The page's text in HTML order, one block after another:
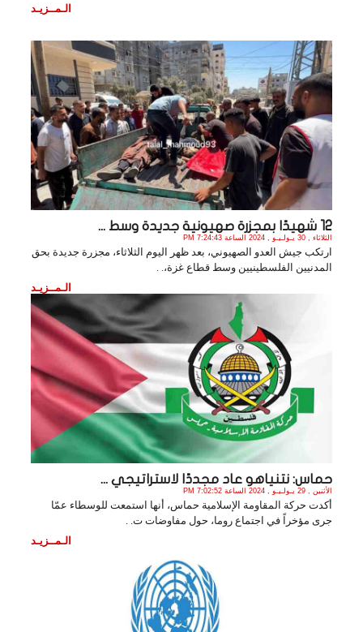
الـمــزيـد
12 شهيدًا بمجزرة صهيونية جديدة وسط ...
الثلاثاء , 30 يـولـيـو , 2024 الساعة 7:24:43 PM
ارتكب جيش العدو الصهيوني، بعد ظهر اليوم الثلاثاء، مجزرة جديدة بحق
المدنيين الفلسطينيين وسط قطاع غزة،. .
الـمــزيـد
حماس: نتنياهو عاد مجددًا لاستراتيجي ...
الأثنين , 29 يـولـيـو , 2024 الساعة 7:02:52 PM
أكدت حركة المقاومة الإسلامية حماس، أنها استمعت للوسطاء عمّا
جرى مؤخراً في اجتماع روما، حول مفاوضات ت. .
الـمــزيـد